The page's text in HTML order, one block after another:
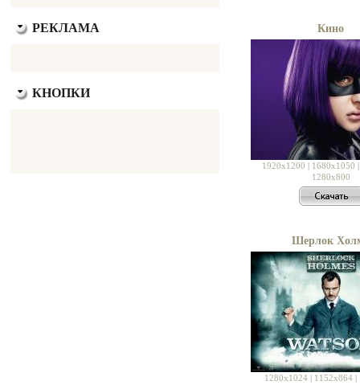
РЕКЛАМА
КНОПКИ
Кино
1920x1200 | 1680x1050
1280x800
Шерлок
1280x1024| 1152x864|